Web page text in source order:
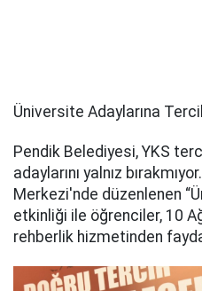
Üniversite Adaylarına
Pendik Belediyesi, YKS
adaylarını yalnız
Merkezi'nde düzenlenen
etkinliği ile öğrenciler, 10
rehberlik hizmetinden